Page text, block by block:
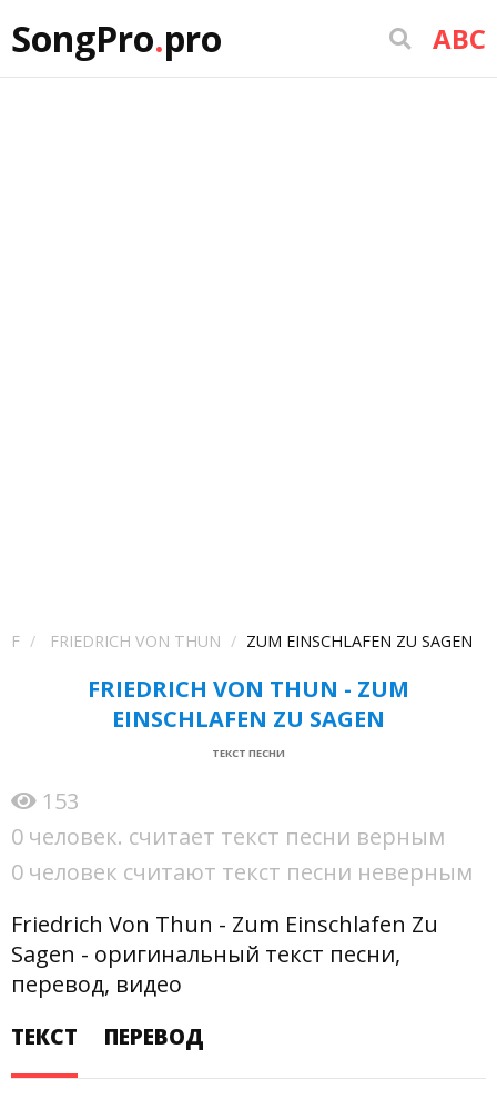
SongPro.pro ABC
F FRIEDRICH VON THUN ZUM EINSCHLAFEN ZU SAGEN
FRIEDRICH VON THUN - ZUM
EINSCHLAFEN ZU SAGEN
ТЕКСТ ПЕСНИ
153
0 человек. считает текст песни верным
0 человек считают текст песни неверным
Friedrich Von Thun - Zum Einschlafen Zu
Sagen - оригинальный текст песни,
перевод, видео
ТЕКСТ
ПЕРЕВОД